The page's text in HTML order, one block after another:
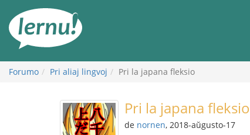
enhavo
Forumo Pri aliaj lingvoj Pri la japana fleksio
Pri la japana fleksio
de nornen, 2018-aŭgusto-17